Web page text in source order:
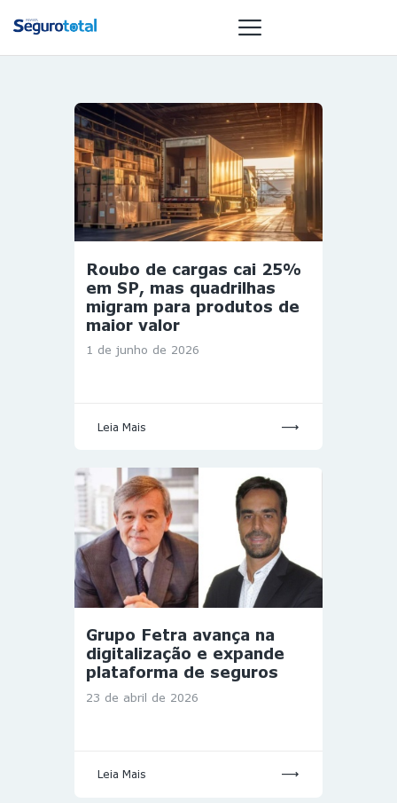
NOTÍCIAS
REVISTA
ESPECIAIS
GAIVOTA DE
OURO
MULHERES
GESTORAS
HOMEST
HOME
Roubo de cargas cai 25%
em SP, mas quadrilhas
migram para produtos de
maior valor
1 de junho de 2026
Leia Mais
Grupo Fetra avança na
digitalização e expande
plataforma de seguros
23 de abril de 2026
Leia Mais